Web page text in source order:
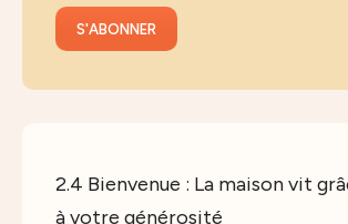
2.4 Bienvenue : La maison vit
à votre générosité